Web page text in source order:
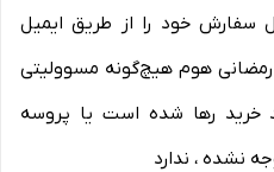
سفارش خود را از طریق ایمیل
هوم هیچ‌گونه مسوولیتی
خرید رها شده است یا پروسه
نشده ، ندارد